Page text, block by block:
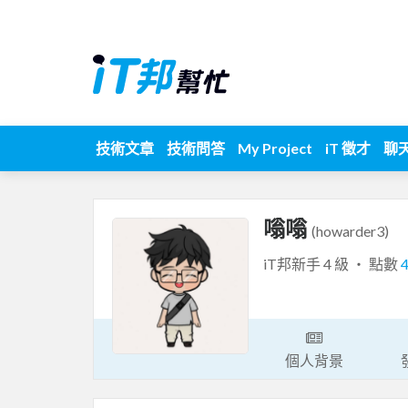
技術文章 技術問答 My Project iT 徵才 聊
嗡嗡 (howarder3)
iT邦新手 4 級 ‧ 點數
個人背景